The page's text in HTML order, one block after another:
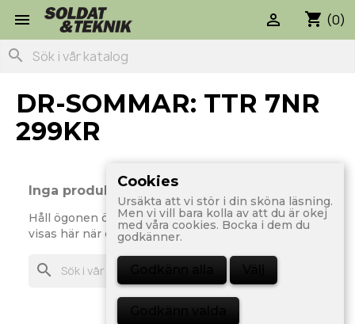
 shopping_cart (0)

search
DR-SOMMAR: TTR 7NR
299KR
Inga produkter tillgängliga än
Håll ögonen öppna! Fler prdoukter kommer att
visas här när de läggs till.
search
Cookies
Ursäkta att vi stör i din sköna läsning.
Men vi vill bara kolla av att du är okej
med våra cookies. Bocka i dem du
godkänner.
Godkänn alla Välj
Godkänn valda